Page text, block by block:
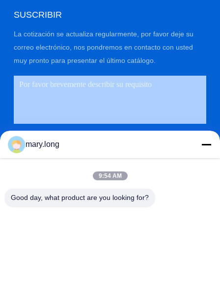
SUSCRIBIR
La cotización se actualiza regularmente, por favor deje su
correo electrónico, nos pondremos en contacto con usted
muy pronto para presentar el último catálogo.
PRESENTACIÓN
mary.long
9:54 AM
Good day, what product are you looking for?